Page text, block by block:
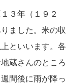
３年（１９２
ました。米の収
といいます。各
蔵さんのところ
間後に雨が降っ